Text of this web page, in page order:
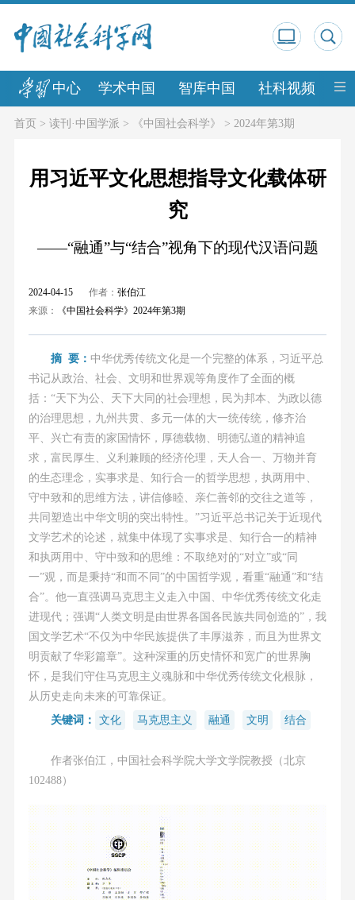
中心 学术中国 智库中国 社科视频 中
首页> 读刊·中国学派 > 《中国社会科学》 > 2024年第3期
用习近平文化思想指导文化载体研
究
——“融通”与“结合”视角下的现代汉语问题
2024-04-15 作者： 张伯江
来源：
《中国社会科学》2024年第3期
摘 要： 中华优秀传统文化是一个完整的体系，习近平总
书记从政治、社会、文明和世界观等角度作了全面的概
括：“天下为公、天下大同的社会理想，民为邦本、为政以德
的治理思想，九州共贯、多元一体的大一统传统，修齐治
平、兴亡有责的家国情怀，厚德载物、明德弘道的精神追
求，富民厚生、义利兼顾的经济伦理，天人合一、万物并育
的生态理念，实事求是、知行合一的哲学思想，执两用中、
守中致和的思维方法，讲信修睦、亲仁善邻的交往之道等，
共同塑造出中华文明的突出特性。”习近平总书记关于近现代
文学艺术的论述，就集中体现了实事求是、知行合一的精神
和执两用中、守中致和的思维：不取绝对的“对立”或“同
一”观，而是秉持“和而不同”的中国哲学观，看重“融通”和“结
合”。他一直强调马克思主义走入中国、中华优秀传统文化走
进现代；强调“人类文明是由世界各国各民族共同创造的”，我
国文学艺术“不仅为中华民族提供了丰厚滋养，而且为世界文
明贡献了华彩篇章”。这种深重的历史情怀和宽广的世界胸
怀，是我们守住马克思主义魂脉和中华优秀传统文化根脉，
从历史走向未来的可靠保证。
关键词：
文化 马克思主义 融通 文明 结合
作者张伯江，中国社会科学院大学文学院教授（北京
102488）